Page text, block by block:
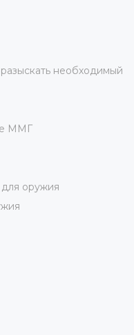
необходимый
ММГ
оружия